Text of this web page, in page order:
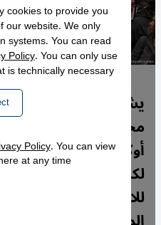
يشكل تتار القرم
مجموعة سكانية في
لكنهم باتوا يخشون
للانتهاك في حال
cookies to provide you
our website. We only
systems. You can read
Policy. You can only use
technically necessary.
Policy. You can view
at any time.